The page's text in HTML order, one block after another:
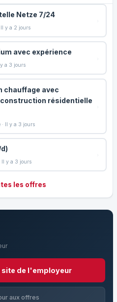
Netze 7/24
Il y a 2 jours
avec expérience
a 3 jours
chauffage avec
résidentielle
· Il y a 3 jours
Il y a 3 jours
les offres
site de l'employeur
aux offres